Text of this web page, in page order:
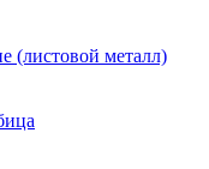
(листовой металл)